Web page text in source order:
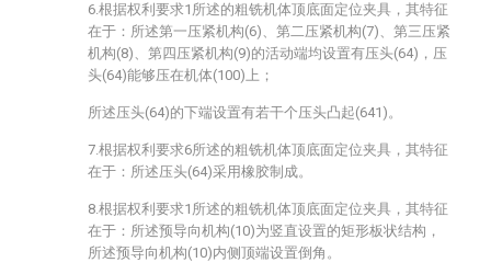
6.根据权利要求1所述的粗铣机体顶底面定位夹具，其特征
在于：所述第一压紧机构(6)、第二压紧机构(7)、第三压紧
机构(8)、第四压紧机构(9)的活动端均设置有压头(64)，压
头(64)能够压在机体(100)上；
所述压头(64)的下端设置有若干个压头凸起(641)。
7.根据权利要求6所述的粗铣机体顶底面定位夹具，其特征
在于：所述压头(64)采用橡胶制成。
8.根据权利要求1所述的粗铣机体顶底面定位夹具，其特征
在于：所述预导向机构(10)为竖直设置的矩形板状结构，
所述预导向机构(10)内侧顶端设置倒角。